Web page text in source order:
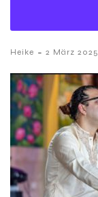
Heike - 2 März 2025